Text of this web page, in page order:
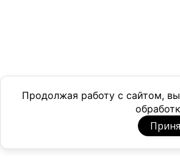
Продолжая работу с сайтом,